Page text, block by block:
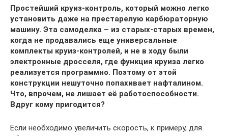
Простейший круиз-контроль, который можно легко
установить даже на престарелую карбюраторную
машину. Эта самоделка – из старых-старых времен,
когда не продавались еще универсальные
комплекты круиз-контролей, и не в ходу были
электронные дросселя, где функция круиза легко
реализуется программно. Поэтому от этой
конструкции нешуточно попахивает нафталином.
Что, впрочем, не лишает её работоспособности.
Вдруг кому пригодится?
Если необходимо увеличить скорость, к примеру, для